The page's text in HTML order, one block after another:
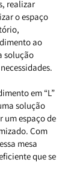
realizar
o espaço
ao
solução
em “L”
solução
um espaço de
Com
mesa
que se